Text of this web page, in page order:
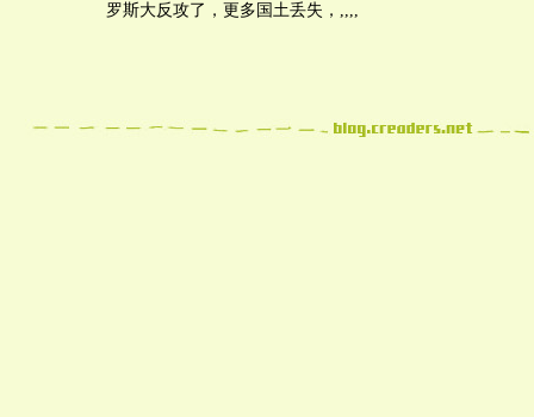
罗斯大反攻了，更多国土丢失，,,,,